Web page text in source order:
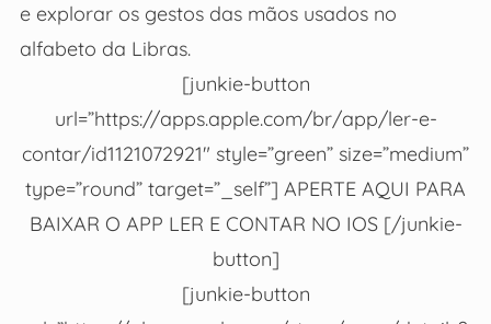
e explorar os gestos das mãos usados no
alfabeto da Libras.
[junkie-button
url=”https://apps.apple.com/br/app/ler-e-
contar/id1121072921″ style=”green” size=”medium”
type=”round” target=”_self”] APERTE AQUI PARA
BAIXAR O APP LER E CONTAR NO IOS [/junkie-
button]
[junkie-button